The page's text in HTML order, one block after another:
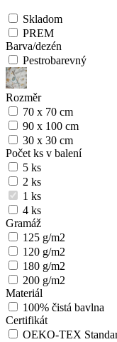
Skladom
PREM
Barva/dezén
Pestrobarevný
Rozměr
70 x 70 cm
90 x 100 cm
30 x 30 cm
Počet ks v balení
5 ks
2 ks
1 ks
4 ks
Gramáž
125 g/m2
120 g/m2
180 g/m2
200 g/m2
Materiál
100% čistá bavlna
Certifikát
OEKO-TEX